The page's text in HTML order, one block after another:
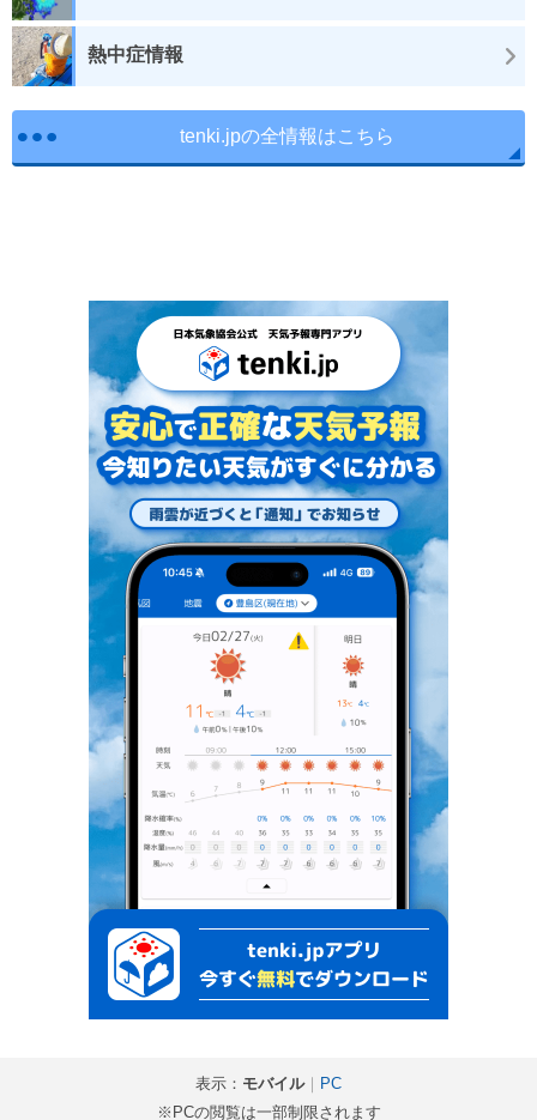
熱中症情報
tenki.jpの全情報はこちら
表示： モバイル｜ PC
※PCの閲覧は一部制限されます